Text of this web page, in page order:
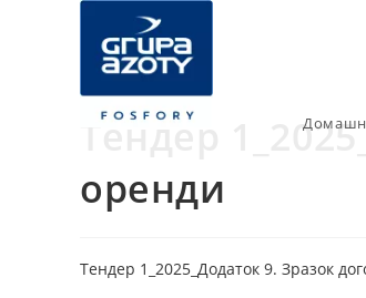
Тендер
оренди
Тендер 1_2025_Додаток 9. Зразок